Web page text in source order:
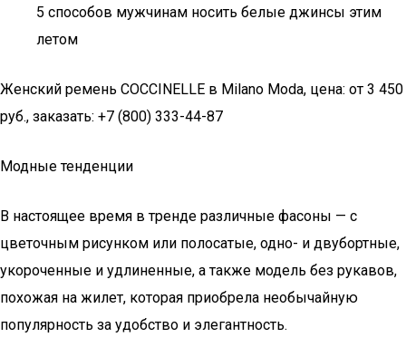
5 способов мужчинам носить белые джинсы этим
летом
Женский ремень COCCINELLE в Milano Moda, цена: от 3 450
руб., заказать: +7 (800) 333-44-87
Модные тенденции
В настоящее время в тренде различные фасоны — с
цветочным рисунком или полосатые, одно- и двубортные,
укороченные и удлиненные, а также модель без рукавов,
похожая на жилет, которая приобрела необычайную
популярность за удобство и элегантность.